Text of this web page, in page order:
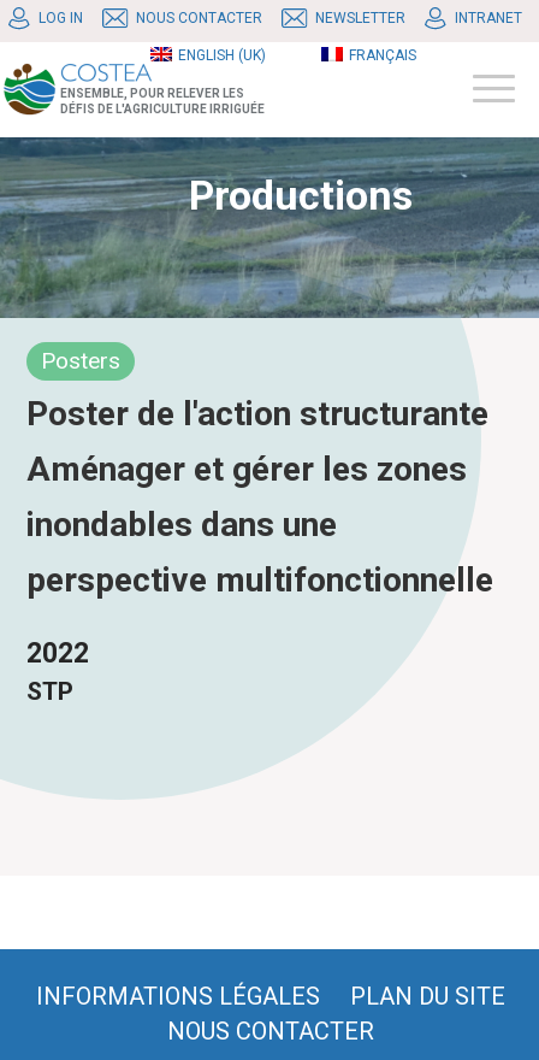
LOG IN NOUS CONTACTER NEWSLETTER INTRANET
ENGLISH (UK) FRANÇAIS
ENSEMBLE, POUR RELEVER LES
DÉFIS DE L'AGRICULTURE IRRIGUÉE
Productions
Posters
Poster de l'action structurante
Aménager et gérer les zones
inondables dans une
perspective multifonctionnelle
2022
STP
INFORMATIONS LÉGALES
PLAN DU SITE
NOUS CONTACTER